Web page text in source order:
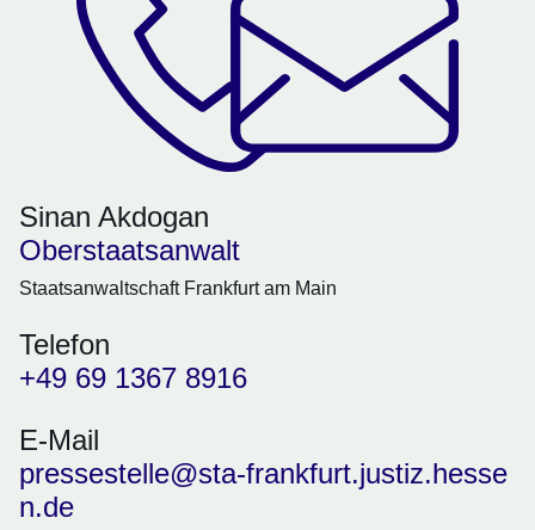
Sinan Akdogan
Oberstaatsanwalt
Staatsanwaltschaft Frankfurt am Main
Telefon
+49 69 1367 8916
E-Mail
pressestelle@sta-frankfurt.justiz.hesse
n.de